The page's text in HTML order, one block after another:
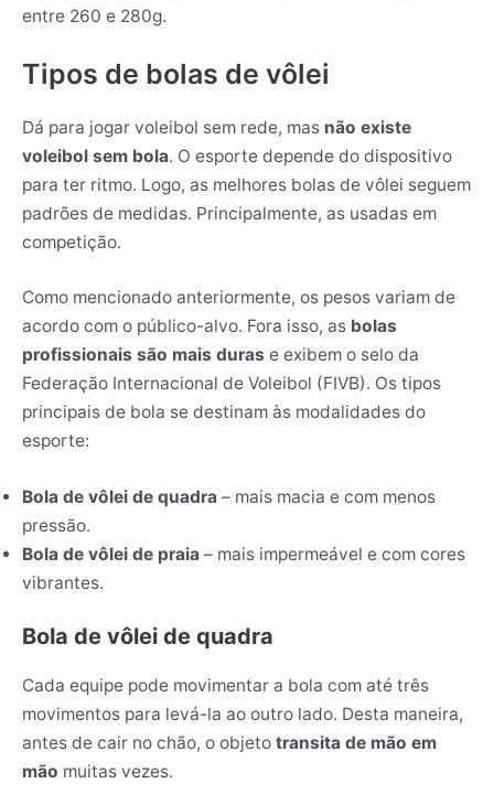
entre 260 e 280g.
Tipos de bolas de vôlei
Dá para jogar voleibol sem rede, mas não existe
voleibol sem bola. O esporte depende do dispositivo
para ter ritmo. Logo, as melhores bolas de vôlei seguem
padrões de medidas. Principalmente, as usadas em
competição.
Como mencionado anteriormente, os pesos variam de
acordo com o público-alvo. Fora isso, as bolas
profissionais são mais duras e exibem o selo da
Federação Internacional de Voleibol (FIVB). Os tipos
principais de bola se destinam às modalidades do
esporte:
Bola de vôlei de quadra – mais macia e com menos
pressão.
Bola de vôlei de praia – mais impermeável e com cores
vibrantes.
Bola de vôlei de quadra
Cada equipe pode movimentar a bola com até três
movimentos para levá-la ao outro lado. Desta maneira,
antes de cair no chão, o objeto transita de mão em
mão muitas vezes.